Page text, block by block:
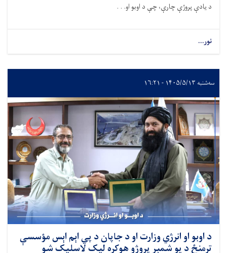
د یادې پروژې چارې، چې د اوبو او. . .
نور...
سه‌شنبه ۱۴۰۵/۵/۱۳ - ۱۶:۲۱
د اوبو او انرژي وزارت او د جاپان د پي اېم اېس مؤسسې
ترمنځ د یو شمېر پروژو هوکړه لیک لاسلیک شو